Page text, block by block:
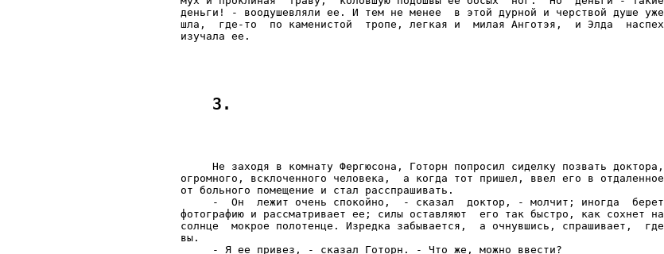
деньги! - воодушевляли ее. И тем не менее  в этой дурной и черствой душе уже
шла,  где-то  по каменистой  тропе, легкая и  милая Анготэя,  и Элда  наспех
     Не заходя в комнату Фергюсона, Готорн попросил сиделку позвать доктора,
огромного, всклоченного человека,  а когда тот пришел, ввел его в отдаленное
от больного помещение и стал расспрашивать.
     -  Он  лежит очень спокойно,  - сказал  доктор, - молчит; иногда  берет
фотографию и рассматривает ее; силы оставляют  его так быстро, как сохнет на
солнце  мокрое полотенце. Изредка забывается,  а очнувшись, спрашивает,  где
вы.
     - Я ее привез, - сказал Готорн. - Что же, можно ввести?